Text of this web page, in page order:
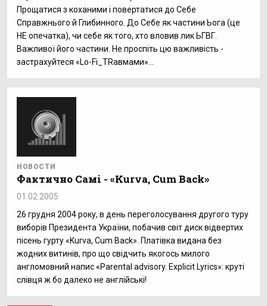
Прощатися з коханими і повертатися до Себе
Справжнього й Глибинного. До Себе як частини Ьога (це
НЕ опечатка), чи себе як того, хто вловив лик ЬГВГ.
Важливої його частини. Не проспіть цю важливість -
застрахуйтеся «Lo-Fi_TRавмами»...
НОВОСТИ
Фактично Самі - «Kurva, Cum Back»
01.02.2005
26 грудня 2004 року, в день переголосування другого туру
виборів Президента України, побачив світ диск відвертих
пісень гурту «Kurva, Cum Back». Платівка видана без
жодних витинів, про що свідчить якогось милого
англомовний напис «Parental advisory. Explicit Lyrics»: круті
слівця ж бо далеко не англійські!